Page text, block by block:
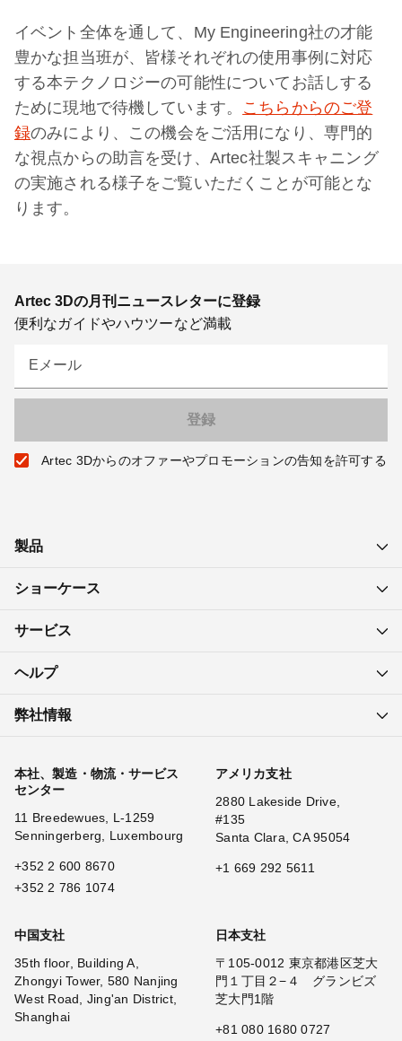
イベント全体を通して、My Engineering社の才能
豊かな担当班が、皆様それぞれの使用事例に対応
する本テクノロジーの可能性についてお話しする
ために現地で待機しています。 こちらからのご登
録のみにより、この機会をご活用になり、専門的
な視点からの助言を受け、Artec社製スキャニング
の実施される様子をご覧いただくことが可能とな
ります。
Artec 3Dの月刊ニュースレターに登録
便利なガイドやハウツーなど満載
Eメール
Artec 3Dからのオファーやプロモーションの告知を許可する
製品
ショーケース
サービス
ヘルプ
弊社情報
本社、製造・物流・サービス
センター
11 Breedewues, L-1259
Senningerberg, Luxembourg
+352 2 600 8670
+352 2 786 1074
アメリカ支社
2880 Lakeside Drive,
#135
Santa Clara, CA 95054
+1 669 292 5611
中国支社
35th floor, Building A,
Zhongyi Tower, 580 Nanjing
West Road, Jing'an District,
Shanghai
日本支社
〒105-0012 東京都港区芝大
門１丁目２−４ グランビズ
芝大門1階
+81 080 1680 0727